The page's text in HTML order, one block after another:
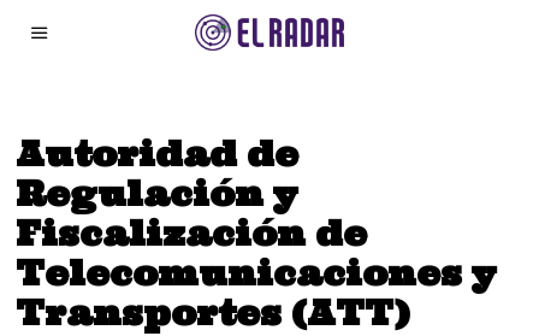
Autoridad de
Regulación y
Fiscalización de
Telecomunicaciones y
Transportes (ATT)